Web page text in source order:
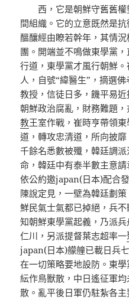
西，它是朝鮮守舊舊權
間組織。它的立意既然是
醞釀經由瞭若幹年，其情
團。開端並不鳴做東學黨
行道，東學黨才風行朝鮮
人，自號“緯醫生”，摘選
教授，信徒日多，饑平易
朝鮮政治腐亂，財務難題
教王室作戰，崔時亨帶領
道，轉攻忠清道，所向披
千餘名悉數被殲，韓廷調
命，韓廷中有泰半數主意
依公約邀japan(日本)配合
陳說定見，一壁為韓廷劃
鮮民氣士氣都已掉絕，兵
知朝鮮東學黨起義，乃派
仁川，另派提督葉志超率一
japan(日本)艨艟已載日兵
在一切策略要地設防。東
紜作鳥獸散，中日遙征軍
散。亂平後日軍仍駐紮各